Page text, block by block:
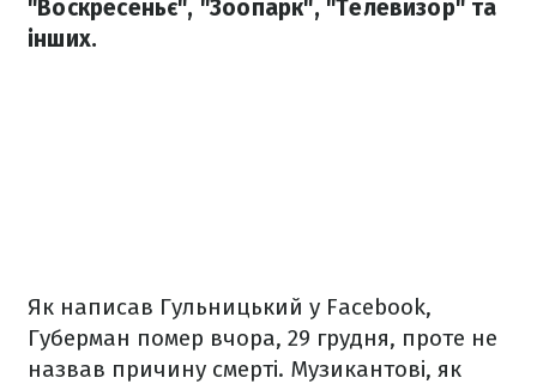
"Воскресеньє", "Зоопарк", "Телевизор" та
інших.
Як написав Гульницький у Facebook,
Губерман помер вчора, 29 грудня, проте не
назвав причину смерті. Музикантові, як